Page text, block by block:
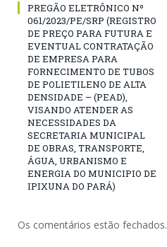
PREGÃO ELETRÔNICO Nº
061/2023/PE/SRP (REGISTRO
DE PREÇO PARA FUTURA E
EVENTUAL CONTRATAÇÃO
DE EMPRESA PARA
FORNECIMENTO DE TUBOS
DE POLIETILENO DE ALTA
DENSIDADE – (PEAD),
VISANDO ATENDER AS
NECESSIDADES DA
SECRETARIA MUNICIPAL
DE OBRAS, TRANSPORTE,
ÁGUA, URBANISMO E
ENERGIA DO MUNICIPIO DE
IPIXUNA DO PARÁ)
Os comentários estão fechados.